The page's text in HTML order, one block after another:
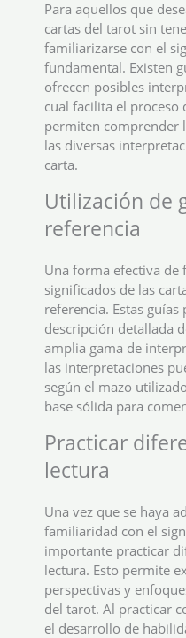
Para aquellos que
cartas del tarot sin
familiarizarse con el
fundamental. Existen
ofrecen posibles
cual facilita el proceso
permiten comprender
las diversas
carta.
Utilización de
referencia
Una forma efectiva de
significados de las
referencia. Estas
descripción detallada
amplia gama de
las interpretaciones
según el mazo
base sólida para
Practicar
lectura
Una vez que se haya
familiaridad con el
importante practicar
lectura. Esto permite
perspectivas y
del tarot. Al practicar
el desarrollo de